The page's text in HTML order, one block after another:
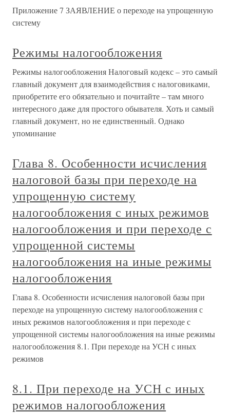
Приложение 7 ЗАЯВЛЕНИЕ о переходе на упрощенную
систему
Режимы налогообложения
Режимы налогообложения Налоговый кодекс – это самый
главный документ для взаимодействия с налоговиками,
приобретите его обязательно и почитайте – там много
интересного даже для простого обывателя. Хоть и самый
главный документ, но не единственный. Однако
упоминание
Глава 8. Особенности исчисления
налоговой базы при переходе на
упрощенную систему
налогообложения с иных режимов
налогообложения и при переходе с
упрощенной системы
налогообложения на иные режимы
налогообложения
Глава 8. Особенности исчисления налоговой базы при
переходе на упрощенную систему налогообложения с
иных режимов налогообложения и при переходе с
упрощенной системы налогообложения на иные режимы
налогообложения 8.1. При переходе на УСН с иных
режимов
8.1. При переходе на УСН с иных
режимов налогообложения